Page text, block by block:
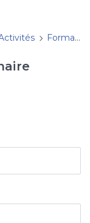
Formations JACK